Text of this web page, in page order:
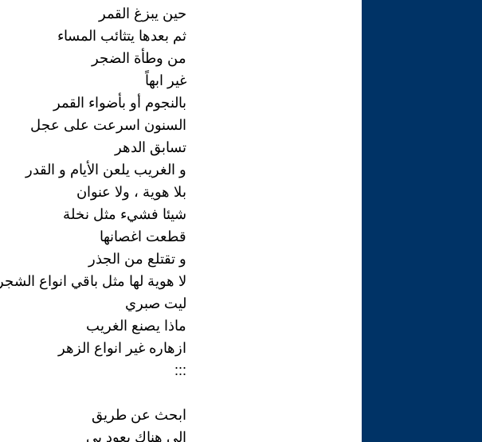
حين يبزغ القمر
ثم بعدها يتثائب المساء
من وطأة الضجر
غير ابهاً
بالنجوم أو بأضواء القمر
السنون اسرعت على عجل
تسابق الدهر
و الغريب يلعن الأيام و القدر
بلا هوية ، ولا عنوان
شيئا فشيء مثل نخلة
قطعت اغصانها
و تقتلع من الجذر
لا هوية لها مثل باقي انواع الشجر
ليت صبري
ماذا يصنع الغريب
ازهاره غير انواع الزهر
:::
ابحث عن طريق
الى هناك يعود بي